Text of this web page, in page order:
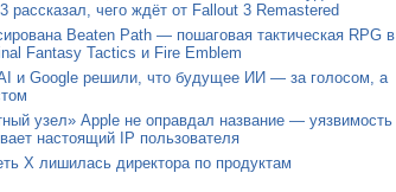
рассказал, чего ждёт от Fallout 3 Remastered
Beaten Path — пошаговая тактическая RPG в
Fantasy Tactics и Fire Emblem
и Google решили, что будущее ИИ — за голосом, а
узел» Apple не оправдал название — уязвимость
настоящий IP пользователя
X лишилась директора по продуктам